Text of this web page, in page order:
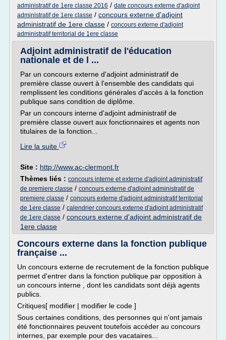
administratif de 1ere classe 2016 / date concours externe d'adjoint
administratif de 1ere classe / concours externe d'adjoint
administratif de 1ere classe / concours externe d'adjoint
administratif territorial de 1ere classe
Adjoint administratif de l'éducation
nationale et de l ...
Par un concours externe d'adjoint administratif de
première classe ouvert à l'ensemble des candidats qui
remplissent les conditions générales d'accès à la fonction
publique sans condition de diplôme.
Par un concours interne d'adjoint administratif de
première classe ouvert aux fonctionnaires et agents non
titulaires de la fonction...
Lire la suite
Site : http://www.ac-clermont.fr
Thèmes liés : concours interne et externe d'adjoint administratif
de premiere classe / concours externe d'adjoint administratif de
premiere classe / concours externe d'adjoint administratif territorial
de 1ere classe / calendrier concours externe d'adjoint administratif
de 1ere classe / concours externe d'adjoint administratif de
1ere classe
Concours externe dans la fonction publique
française ...
Un concours externe de recrutement de la fonction publique
permet d'entrer dans la fonction publique par opposition à
un concours interne , dont les candidats sont déjà agents
publics.
Critiques[ modifier | modifier le code ]
Sous certaines conditions, des personnes qui n'ont jamais
été fonctionnaires peuvent toutefois accéder au concours
internes, par exemple pour des vacataires...